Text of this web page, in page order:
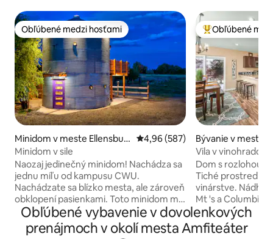
Obľúbené medzi hosťami
Obľúbené medzi hosťami
Minidom v meste Ellensbur
g
Priemerné ohodnotenie 4,96 z
4,96 (587)
Minidom v sile
Naozaj jedinečný minidom! Nachádza sa
jednu míľu od kampusu CWU.
Nachádzate sa blízko mesta, ale zároveň
obklopení pasienkami. Toto minidom má
všetko vybavenie, ktoré môžete
potrebovať, vrátane priestrannej
kúpeľne, plne vybavenej kuchyne,
Najobľúbenejšie
Obľúbené
Bývanie v meste
tchee
Vila v
Dom s rozlohou 1
Tiché prostredie
vinárstve.
Mt 's a Columbia
aktivity v okolí:
lyžovanie/
turistika, golf, s
Obľúbené vybavenie v dovolenkových
prenájmoch v okolí mesta Amfiteáter